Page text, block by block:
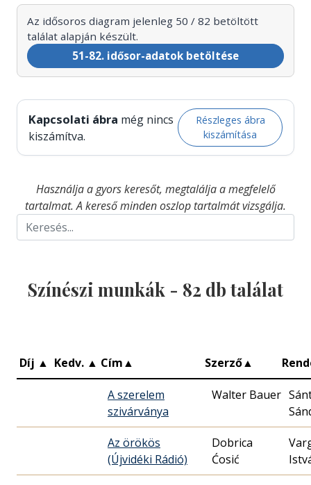
Az idősoros diagram jelenleg 50 / 82 betöltött
találat alapján készült.
51-82. idősor-adatok betöltése
Kapcsolati ábra még nincs
kiszámítva.
Részleges ábra
kiszámítása
Használja a gyors keresőt, megtalálja a megfelelő
tartalmat. A kereső minden oszlop tartalmát vizsgálja.
Színészi munkák - 82 db találat
Díj ▲ Kedv. ▲ Cím▲ Szerző▲
A szerelem
szivárványa
Walter Bauer
Az örökös
(Újvidéki Rádió)
Dobrica
Ćosić